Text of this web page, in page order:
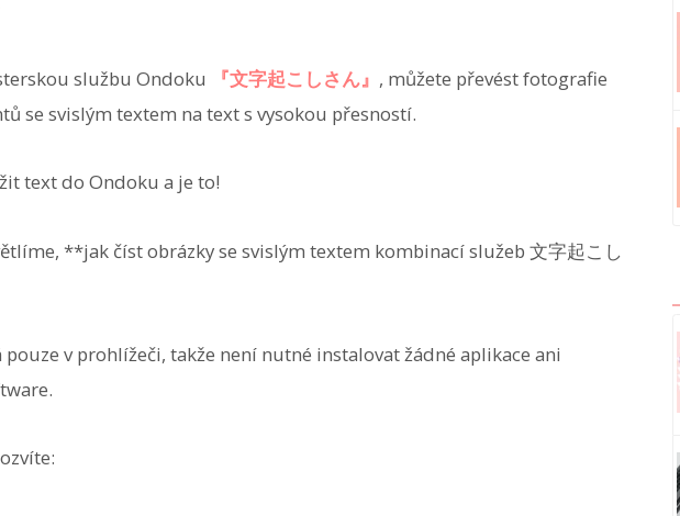
službu Ondoku 『文字起こしさん』 , můžete převést fotografie
se svislým textem na text s vysokou přesností.
text do Ondoku a je to!
**jak číst obrázky se svislým textem kombinací služeb 文字起こし
v prohlížeči, takže není nutné instalovat žádné aplikace ani